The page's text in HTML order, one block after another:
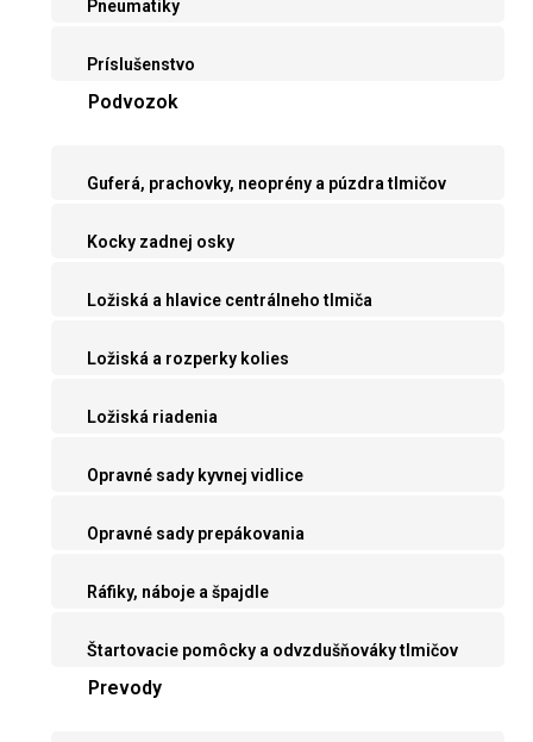
Pneumatiky
Príslušenstvo
Podvozok
Guferá, prachovky, neoprény a púzdra tlmičov
Kocky zadnej osky
Ložiská a hlavice centrálneho tlmiča
Ložiská a rozperky kolies
Ložiská riadenia
Opravné sady kyvnej vidlice
Opravné sady prepákovania
Ráfiky, náboje a špajdle
Štartovacie pomôcky a odvzdušňováky tlmičov
Prevody